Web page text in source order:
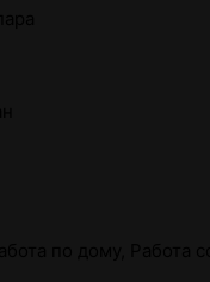
по дому, Работа